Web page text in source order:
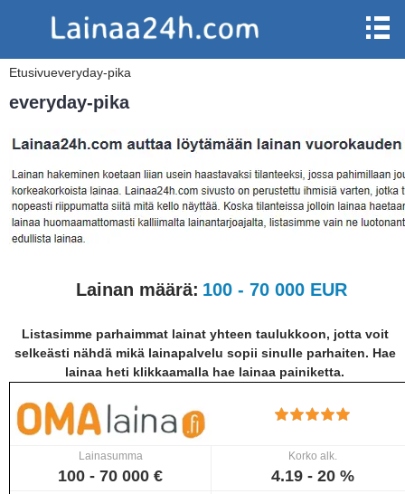
Etusivueveryday-pika
everyday-pika
Lainan määrä: 100 - 70 000 EUR
Listasimme parhaimmat lainat yhteen taulukkoon, jotta voit
selkeästi nähdä mikä lainapalvelu sopii sinulle parhaiten. Hae
lainaa heti klikkaamalla hae lainaa painiketta.
Lainasumma
100 - 70 000 €
Korko alk.
4.19 - 20 %